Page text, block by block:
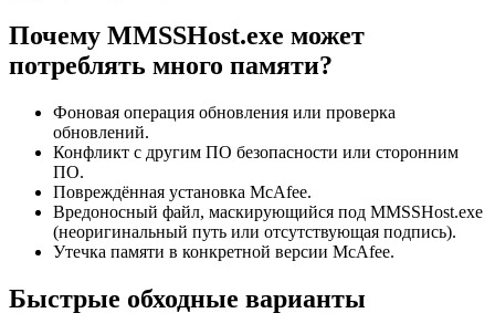
Почему MMSSHost.exe может
потреблять много памяти?
Фоновая операция обновления или проверка
обновлений.
Конфликт с другим ПО безопасности или сторонним
ПО.
Повреждённая установка McAfee.
Вредоносный файл, маскирующийся под MMSSHost.exe
(неоригинальный путь или отсутствующая подпись).
Утечка памяти в конкретной версии McAfee.
Быстрые обходные варианты